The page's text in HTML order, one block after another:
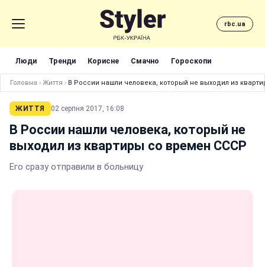
rbc.ua
Люди Тренди Корисне Смачно Гороскопи
Головна › Життя › В России нашли человека, который не выходил из
ЖИТТЯ 02 серпня 2017, 16:08
В России нашли человека, который не
выходил из квартиры со времен СССР
Его сразу отправили в больницу